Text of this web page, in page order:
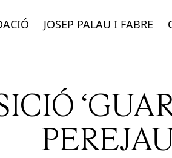
JOSEP PALAU I FABRE